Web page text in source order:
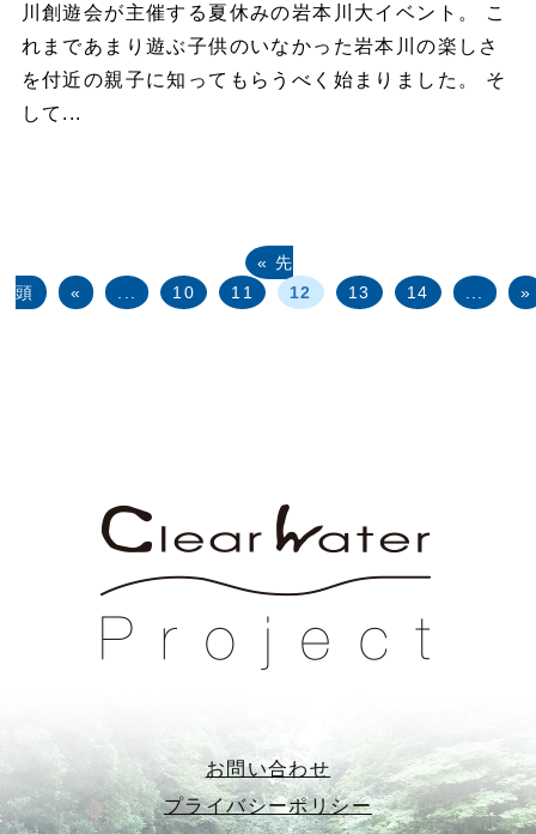
川創遊会が主催する夏休みの岩本川大イベント。 こ
れまであまり遊ぶ子供のいなかった岩本川の楽しさ
を付近の親子に知ってもらうべく始まりました。 そ
して...
« 先
頭
« ... 10 11 12 13 14 ... »
お問い合わせ
プライバシーポリシー